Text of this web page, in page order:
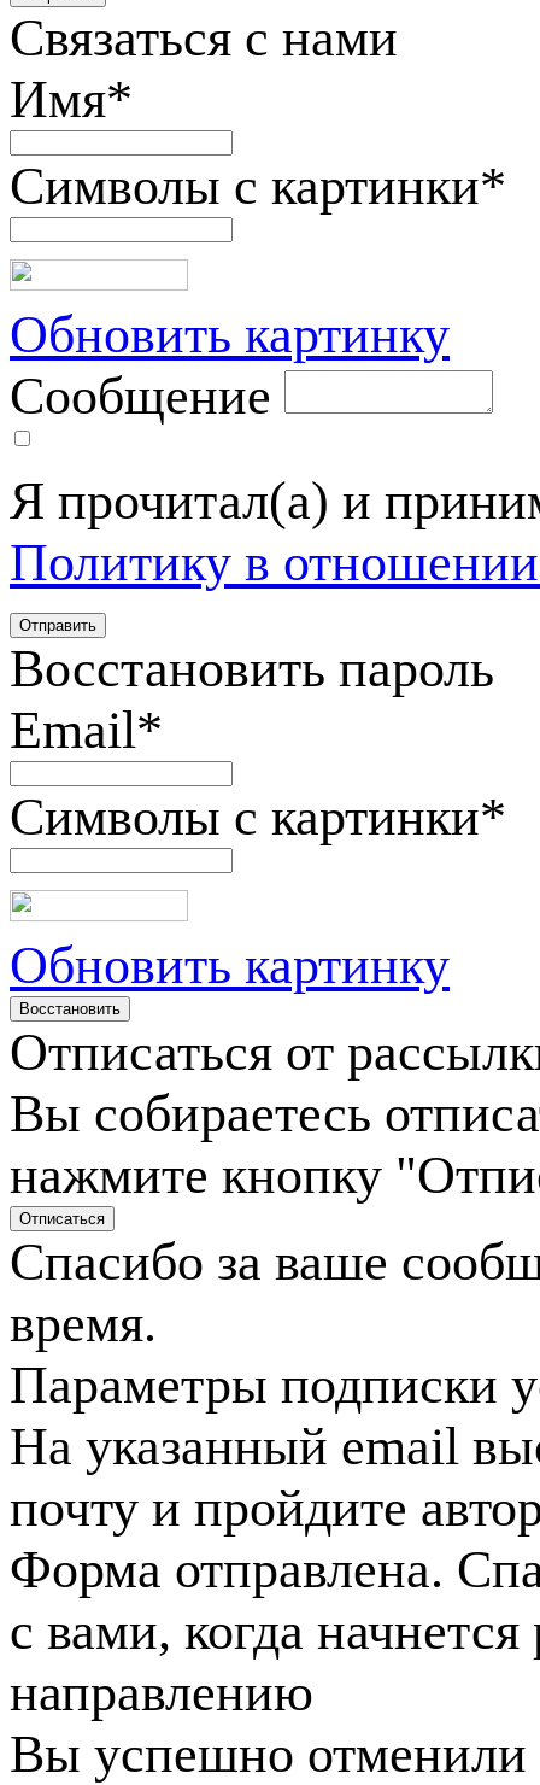
Связаться с нами
Имя*
Символы с картинки*
Обновить картинку
Сообщение
Я прочитал(а) и
Политику в
Восстановить пароль
Email*
Символы с картинки*
Обновить картинку
Отписаться от
Вы собираетесь
нажмите кнопку
Спасибо за ваше
время.
Параметры подписки
На указанный email
почту и пройдите
Форма отправлена.
с вами, когда
направлению
Вы успешно отменили